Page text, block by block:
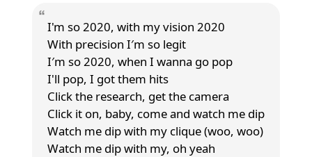
I'm so 2020, with my vision 2020
With precision I′m so legit
I′m so 2020, when I wanna go pop
I'll pop, I got them hits
Click the research, get the camera
Click it on, baby, come and watch me dip
Watch me dip with my clique (woo, woo)
Watch me dip with my, oh yeah